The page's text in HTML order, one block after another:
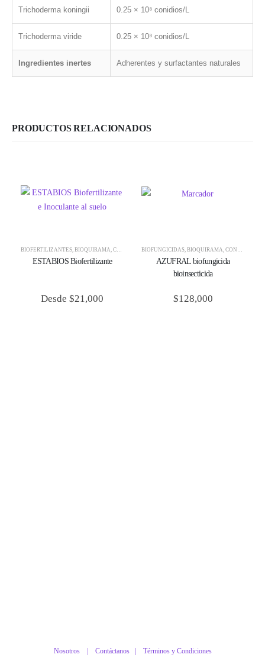
Trichoderma koningii 0.25 × 10⁸ conidios/L
Trichoderma viride 0.25 × 10⁸ conidios/L
Ingredientes inertes Adherentes y surfactantes naturales
PRODUCTOS RELACIONADOS
BIOFERTILIZANTES, BIOQUIRAMA, CONTROL BIOLÓGICO
ESTABIOS Biofertilizante
Desde $21,000
BIOFUNGICIDAS, BIOQUIRAMA, CONTROL BIOLÓGICO
AZUFRAL biofungicida
bioinsecticida
$128,000
Nosotros | Contáctanos Términos y Condiciones